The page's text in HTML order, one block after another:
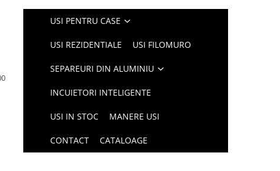
USI PENTRU CASE
USI REZIDENTIALE USI FILOMURO
SEPAREURI DIN ALUMINIU
INCUIETORI INTELIGENTE
USI IN STOC MANERE USI
CONTACT CATALOAGE